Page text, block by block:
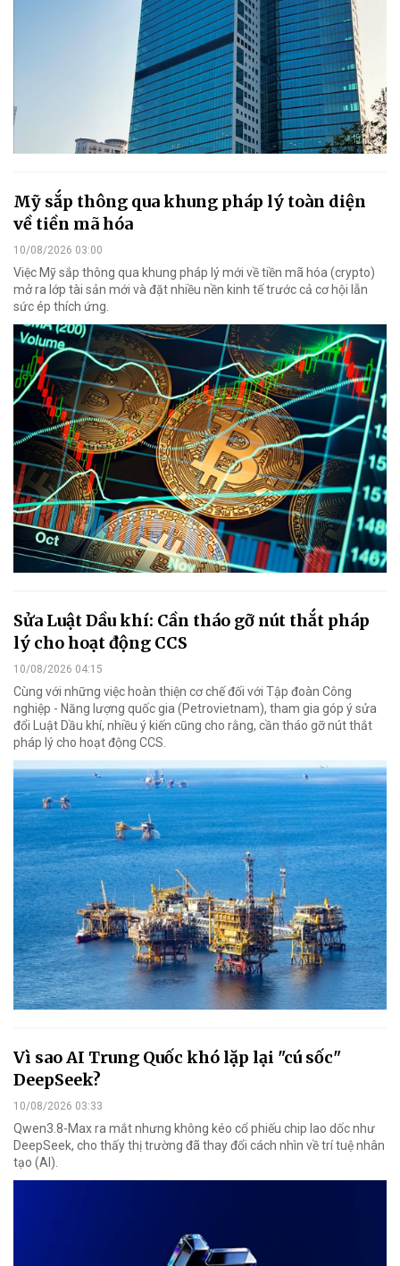
Mỹ sắp thông qua khung pháp lý toàn diện
về tiền mã hóa
10/08/2026 03:00
Việc Mỹ sắp thông qua khung pháp lý mới về tiền mã hóa (crypto)
mở ra lớp tài sản mới và đặt nhiều nền kinh tế trước cả cơ hội lẫn
sức ép thích ứng.
Sửa Luật Dầu khí: Cần tháo gỡ nút thắt pháp
lý cho hoạt động CCS
10/08/2026 04:15
Cùng với những việc hoàn thiện cơ chế đối với Tập đoàn Công
nghiệp - Năng lượng quốc gia (Petrovietnam), tham gia góp ý sửa
đổi Luật Dầu khí, nhiều ý kiến cũng cho rằng, cần tháo gỡ nút thắt
pháp lý cho hoạt động CCS.
Vì sao AI Trung Quốc khó lặp lại "cú sốc"
DeepSeek?
10/08/2026 03:33
Qwen3.8-Max ra mắt nhưng không kéo cổ phiếu chip lao dốc như
DeepSeek, cho thấy thị trường đã thay đổi cách nhìn về trí tuệ nhân
tạo (AI).